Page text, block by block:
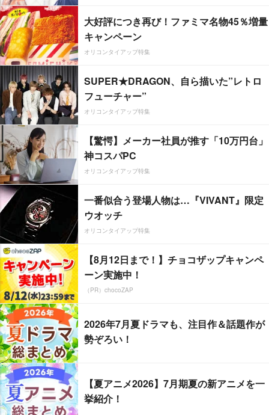
大好評につき再び！ファミマ名物45％増量
キャンペーン
オリコンタイアップ特集
SUPER★DRAGON、自ら描いた”レトロ
フューチャー”
オリコンタイアップ特集
【驚愕】メーカー社員が推す「10万円台」
神コスパPC
オリコンタイアップ特集
一番似合う登場人物は…『VIVANT』限定
ウオッチ
オリコンタイアップ特集
【8月12日まで！】チョコザップキャンペ
ーン実施中！
（PR）chocoZAP
2026年7月夏ドラマも、注目作＆話題作が
勢ぞろい！
【夏アニメ2026】7月期夏の新アニメを一
挙紹介！